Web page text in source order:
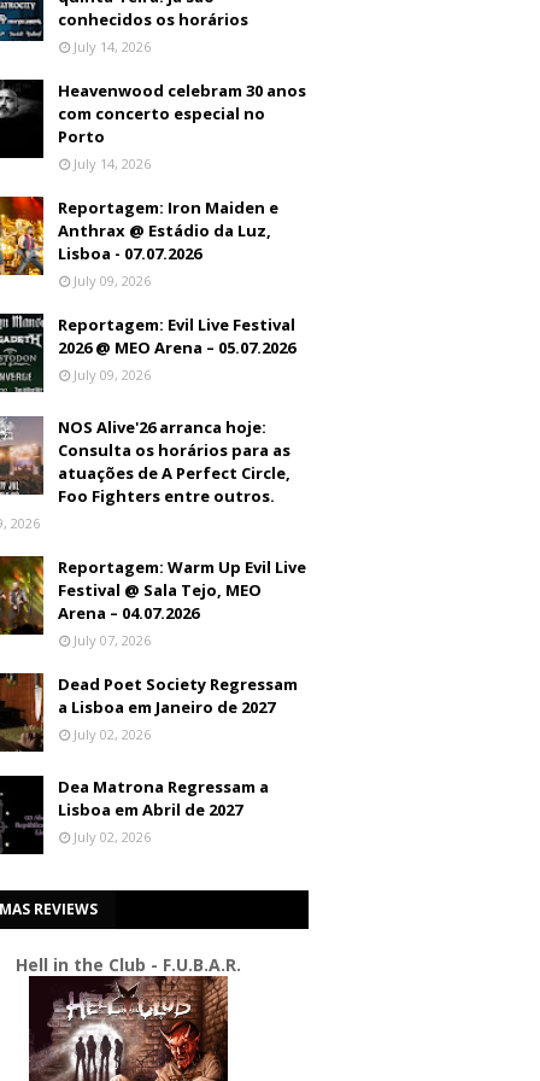
conhecidos os horários
July 14, 2026
Heavenwood celebram 30 anos
com concerto especial no
Porto
July 14, 2026
Reportagem: Iron Maiden e
Anthrax @ Estádio da Luz,
Lisboa - 07.07.2026
July 09, 2026
Reportagem: Evil Live Festival
2026 @ MEO Arena – 05.07.2026
July 09, 2026
NOS Alive'26 arranca hoje:
Consulta os horários para as
atuações de A Perfect Circle,
Foo Fighters entre outros.
2026
Reportagem: Warm Up Evil Live
Festival @ Sala Tejo, MEO
Arena – 04.07.2026
July 07, 2026
Dead Poet Society Regressam
a Lisboa em Janeiro de 2027
July 02, 2026
Dea Matrona Regressam a
Lisboa em Abril de 2027
July 02, 2026
REVIEWS
Hell in the Club - F.U.B.A.R.